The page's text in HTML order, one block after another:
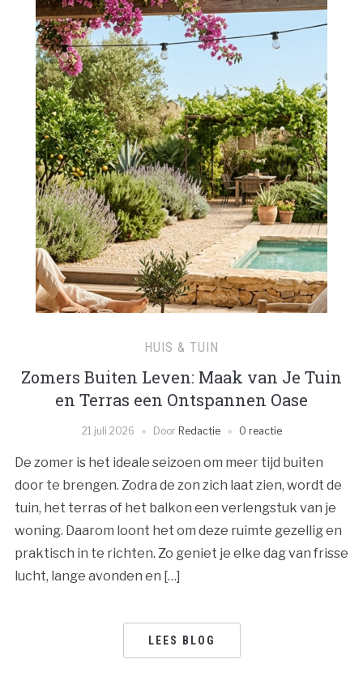
HUIS & TUIN
Zomers Buiten Leven: Maak van Je Tuin
en Terras een Ontspannen Oase
21 juli 2026 Door Redactie 0 reactie
De zomer is het ideale seizoen om meer tijd buiten
door te brengen. Zodra de zon zich laat zien, wordt de
tuin, het terras of het balkon een verlengstuk van je
woning. Daarom loont het om deze ruimte gezellig en
praktisch in te richten. Zo geniet je elke dag van frisse
lucht, lange avonden en […]
LEES BLOG